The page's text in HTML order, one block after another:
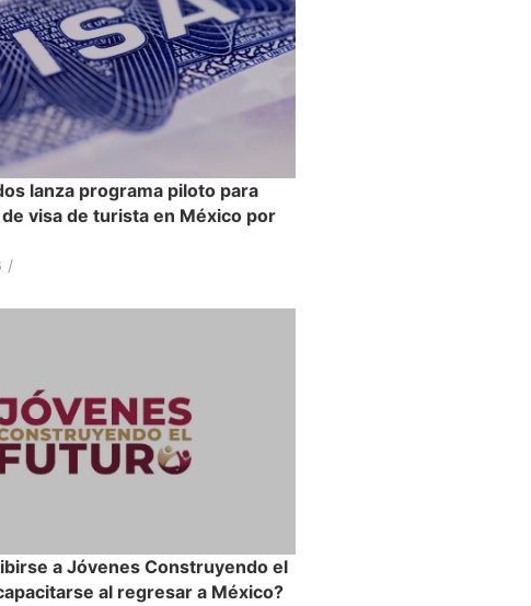
lanza programa piloto para
visa de turista en México por
/
a Jóvenes Construyendo el
al regresar a México?